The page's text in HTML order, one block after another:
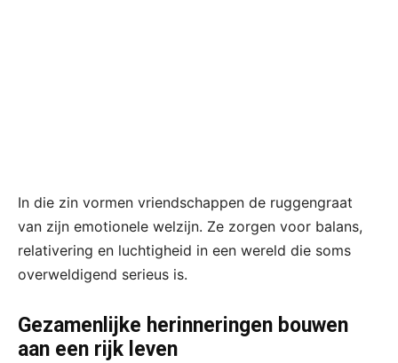
In die zin vormen vriendschappen de ruggengraat
van zijn emotionele welzijn. Ze zorgen voor balans,
relativering en luchtigheid in een wereld die soms
overweldigend serieus is.
Gezamenlijke herinneringen bouwen
aan een rijk leven